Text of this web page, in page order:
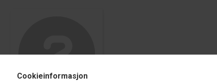
Cookieinformasjon